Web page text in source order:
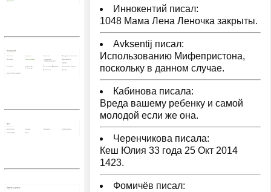
Иннокентий писал:
1048 Мама Лена Леночка закрыты.
Avksentij писал:
Использованию Мифепристона,
поскольку в данном случае.
Кабинова писала:
Вреда вашему ребенку и самой
молодой если же она.
Черенчикова писала:
Кеш Юлия 33 года 25 Окт 2014
1423.
Фомичёв писал: